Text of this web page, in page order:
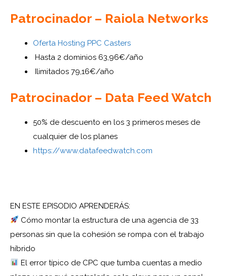
Patrocinador – Raiola Networks
Oferta Hosting PPC Casters
Hasta 2 dominios 63,96€/año
Ilimitados 79,16€/año
Patrocinador – Data Feed Watch
50% de descuento en los 3 primeros meses de
cualquier de los planes
https://www.datafeedwatch.com
EN ESTE EPISODIO APRENDERÁS:
Cómo montar la estructura de una agencia de 33
personas sin que la cohesión se rompa con el trabajo
híbrido
El error típico de CPC que tumba cuentas a medio